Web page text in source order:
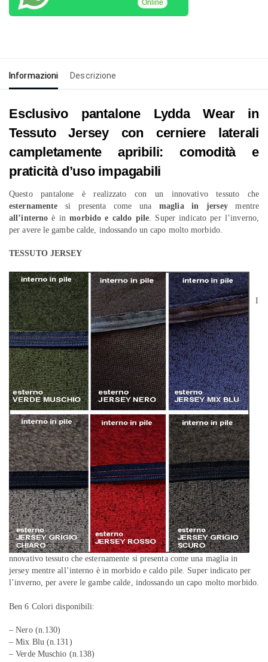
Online
Informazioni Descrizione
Esclusivo pantalone Lydda Wear in
Tessuto Jersey con cerniere laterali
campletamente apribili: comodità e
praticità d’uso impagabili
Questo pantalone è realizzato con un innovativo tessuto che
esternamente si presenta come unamaglia in jerseymentre
all’interno è inmorbido e caldo pile . Super indicato per l’inverno,
per avere le gambe calde, indossando un capo molto morbido.
TESSUTO JERSEY
I
nnovativo tessuto che esternamente si presenta come una maglia in
jersey mentre all’interno è in morbido e caldo pile. Super indicato per
l’inverno, per avere le gambe calde, indossando un capo molto morbido.
Ben 6 Colori disponibili:
– Nero (n.130)
– Mix Blu (n.131)
– Verde Muschio (n.138)